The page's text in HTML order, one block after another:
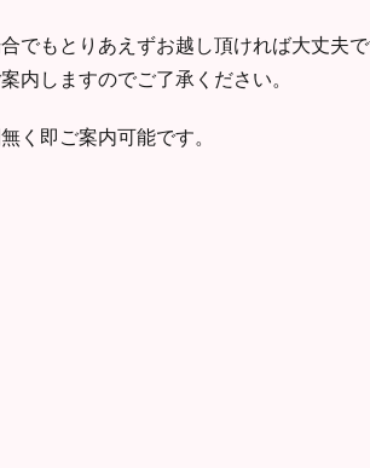
でもとりあえずお越し頂ければ大丈夫で
内しますのでご了承ください。
く即ご案内可能です。